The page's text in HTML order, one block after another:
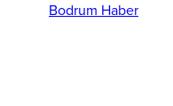
Bodrum Haber